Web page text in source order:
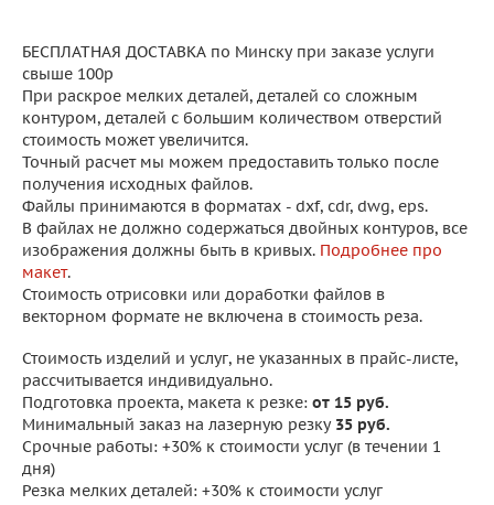
БЕСПЛАТНАЯ ДОСТАВКА по Минску при заказе услуги
свыше 100р
При раскрое мелких деталей, деталей со сложным
контуром, деталей с большим количеством отверстий
стоимость может увеличится.
Точный расчет мы можем предоставить только после
получения исходных файлов.
Файлы принимаются в форматах - dxf, cdr, dwg, eps.
В файлах не должно содержаться двойных контуров, все
изображения должны быть в кривых. Подробнее про
макет.
Стоимость отрисовки или доработки файлов в
векторном формате не включена в стоимость реза.
Стоимость изделий и услуг, не указанных в прайс-листе,
рассчитывается индивидуально.
Подготовка проекта, макета к резке: от 15 руб.
Минимальный заказ на лазерную резку 35 руб.
Срочные работы: +30% к стоимости услуг (в течении 1
дня)
Резка мелких деталей: +30% к стоимости услуг